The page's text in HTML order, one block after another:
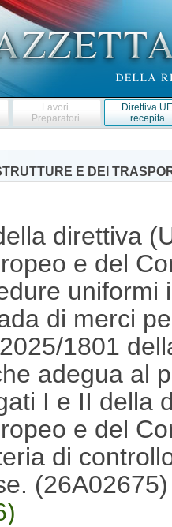
Lavori
Preparatori
Direttiva
recepita
E DEI
direttiva
e del
uniformi
di merci
1801
adegua al
I e II della
e del
di